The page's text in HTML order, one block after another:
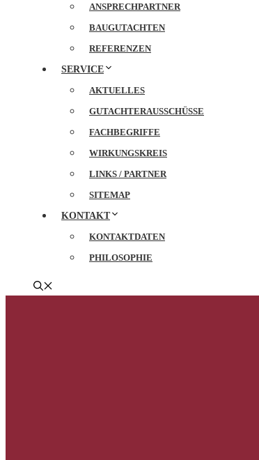
ANSPRECHPARTNER
BAUGUTACHTEN
REFERENZEN
SERVICE
AKTUELLES
GUTACHTERAUSSCHÜSSE
FACHBEGRIFFE
WIRKUNGSKREIS
LINKS / PARTNER
SITEMAP
KONTAKT
KONTAKTDATEN
PHILOSOPHIE